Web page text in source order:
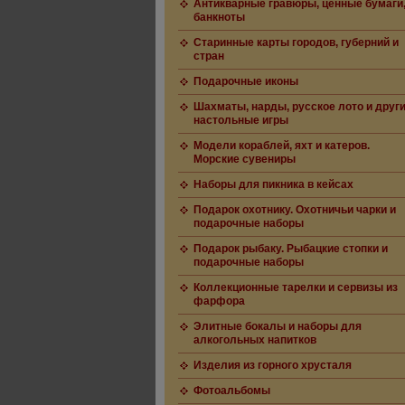
Антикварные гравюры, ценные бумаги,
банкноты
Старинные карты городов, губерний и
стран
Подарочные иконы
Шахматы, нарды, русское лото и
настольные игры
Модели кораблей, яхт и катеров.
Морские сувениры
Наборы для пикника в кейсах
Подарок охотнику. Охотничьи чарки и
подарочные наборы
Подарок рыбаку. Рыбацкие стопки и
подарочные наборы
Коллекционные тарелки и сервизы из
фарфора
Элитные бокалы и наборы для
алкогольных напитков
Изделия из горного хрусталя
Фотоальбомы